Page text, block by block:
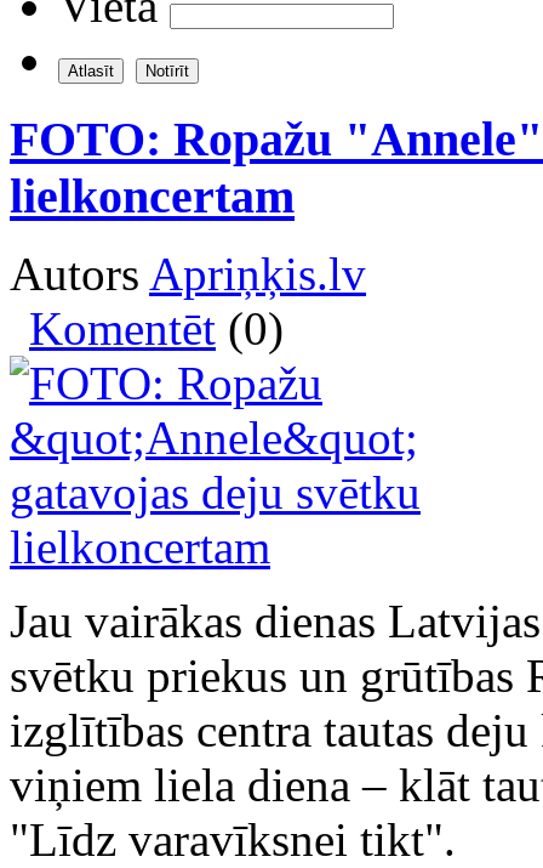
FOTO: Ropažu
lielkoncertam
Autors Apriņķis.lv
Komentēt (0)
Jau vairākas dienas
svētku priekus un grūtības
izglītības centra tautas
viņiem liela diena – klāt
"Līdz varavīksnei tikt".